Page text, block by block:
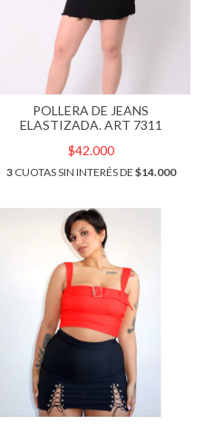
POLLERA DE JEANS
ELASTIZADA. ART 7311
$42.000
3CUOTAS SIN INTERÉS DE $14.000